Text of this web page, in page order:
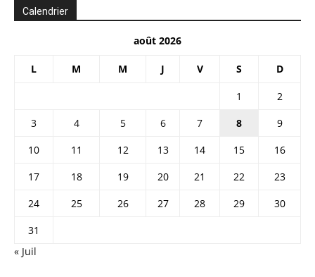
Calendrier
août 2026
L M M J V S D
1
2
3
4 5 6 7 8
9
10
11 12 13 14 15
16
17
18 19 20 21 22
23
24
25 26 27 28 29
30
31
« Juil